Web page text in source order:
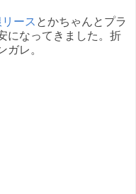
ース とかちゃんとプラ
になってきました。折
ガレ。